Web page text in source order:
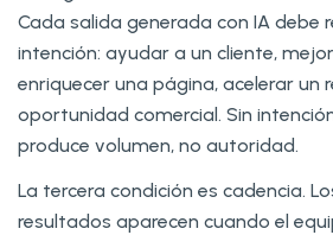
Cada salida generada con IA debe
intención: ayudar a un cliente,
enriquecer una página, acelerar un
oportunidad comercial. Sin
produce volumen, no autoridad.
La tercera condición es cadencia.
resultados aparecen cuando el